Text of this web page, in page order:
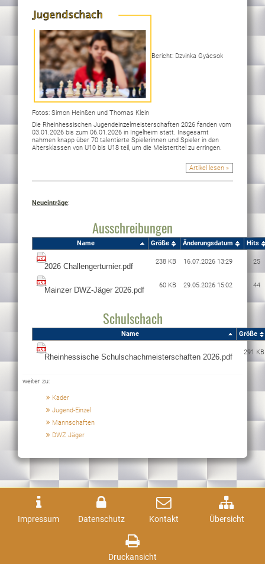
Bericht: Dzvinka Gyácsok
Fotos: Simon Heinßen und Thomas Klein
Die Rheinhessischen Jugendeinzelmeisterschaften 2026 fanden vom
03.01.2026 bis zum 06.01.2026 in Ingelheim statt. Insgesamt
nahmen knapp über 70 talentierte Spielerinnen und Spieler in den
Altersklassen von U10 bis U18 teil, um die Meistertitel zu erringen.
Artikel lesen »
Neueinträge:
Ausschreibungen
Name Größe Änderungsdatum Hits
238 KB 16.07.2026 13:29 25
60 KB 29.05.2026 15:02 44
Schulschach
Name Größe
291 KB
weiter zu:
Kader
Jugend-Einzel
Mannschaften
DWZ Jäger
Impressum Datenschutz Kontakt Übersicht
Druckansicht